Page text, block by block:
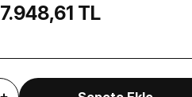
7.948,61 TL